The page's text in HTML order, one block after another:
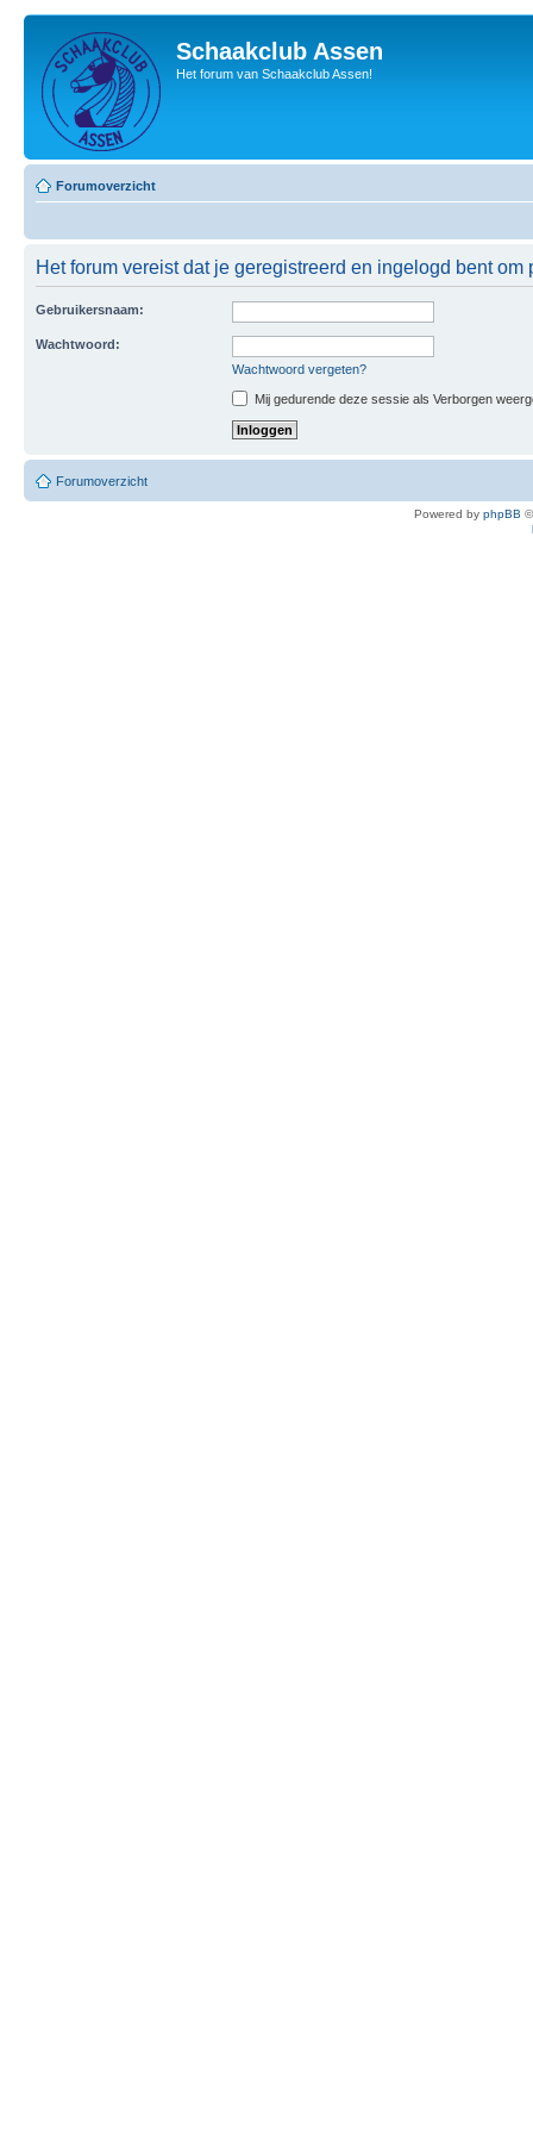
Schaakclub Assen
Het forum van Schaakclub Assen!
Forumoverzicht
Het forum vereist dat je geregistreerd en ingelogd bent om
Gebruikersnaam:
Wachtwoord:
Wachtwoord vergeten?
Mij gedurende deze sessie als Verborgen
Forumoverzicht
Powered by phpBB